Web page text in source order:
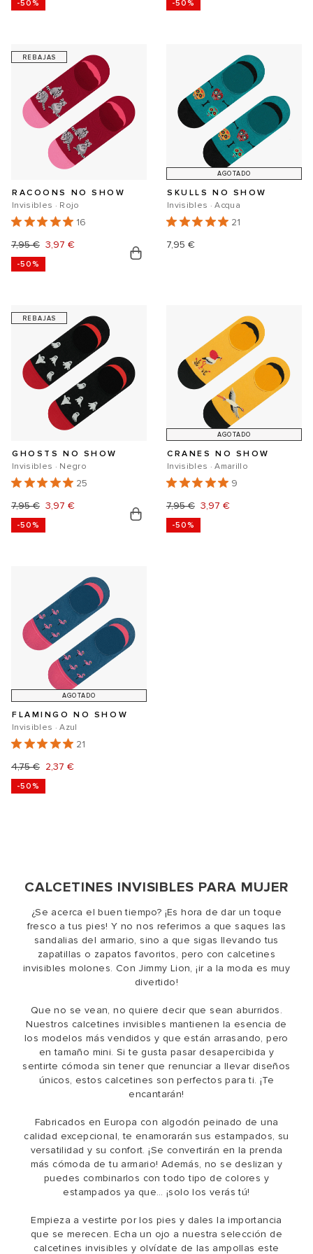
habitual
de
-50%
habitual
de
-50%
REBAJAS
RACOONS NO SHOW
Invisibles · Rojo
16
Precio
habitual
7,95 €
Precio
de
3,97 €
-50%
AGOTADO
SKULLS NO SHOW
Invisibles · Acqua
21
Precio
7,95 €
REBAJAS
GHOSTS NO SHOW
Invisibles · Negro
25
Precio
habitual
7,95 €
Precio
de
3,97 €
-50%
AGOTADO
CRANES NO SHOW
Invisibles · Amarillo
9
Precio
habitual
7,95 €
Precio
de
3,97 €
-50%
AGOTADO
FLAMINGO NO SHOW
Invisibles · Azul
21
Precio
habitual
4,75 €
Precio
de
2,37 €
-50%
CALCETINES INVISIBLES PARA MUJER
¿Se acerca el buen tiempo? ¡Es hora de dar un toque
fresco a tus pies! Y no nos referimos a que saques las
sandalias del armario, sino a que sigas llevando tus
zapatillas o zapatos favoritos, pero con calcetines
invisibles molones. Con Jimmy Lion, ¡ir a la moda es muy
divertido!
Que no se vean, no quiere decir que sean aburridos.
Nuestros calcetines invisibles mantienen la esencia de
los modelos más vendidos y que están arrasando, pero
en tamaño mini. Si te gusta pasar desapercibida y
sentirte cómoda sin tener que renunciar a llevar diseños
únicos, estos calcetines son perfectos para ti. ¡Te
encantarán!
Fabricados en Europa con algodón peinado de una
calidad excepcional, te enamorarán sus estampados, su
versatilidad y su confort. ¡Se convertirán en la prenda
más cómoda de tu armario! Además, no se deslizan y
puedes combinarlos con todo tipo de colores y
estampados ya que… ¡solo los verás tú!
Empieza a vestirte por los pies y dales la importancia
que se merecen. Echa un ojo a nuestra selección de
calcetines invisibles y olvídate de las ampollas este